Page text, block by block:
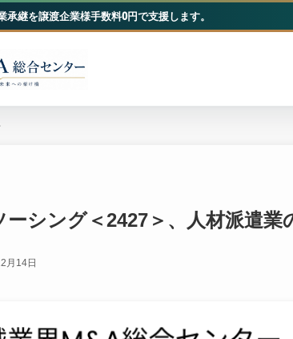
継を譲渡企業様手数料0円で支援します。
ーシング＜2427＞、人材派遣
月14日